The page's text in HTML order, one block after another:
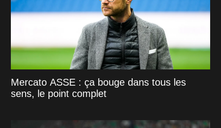
Mercato ASSE : ça bouge dans tous les
sens, le point complet